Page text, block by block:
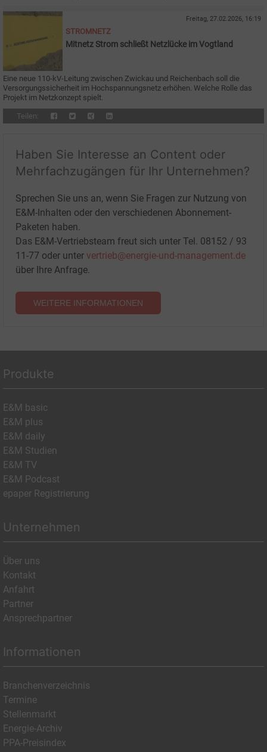
Freitag, 27.02.2026, 16:19
STROMNETZ
Mitnetz Strom schließt Netzlücke im Vogtland
Eine neue 110-kV-Leitung zwischen Zwickau und Reichenbach soll die
Versorgungssicherheit im Hochspannungsnetz erhöhen. Welche Rolle das
Projekt im Netzkonzept spielt.
Teilen:
Haben Sie Interesse an Content oder
Mehrfachzugängen für Ihr Unternehmen?
Sprechen Sie uns an, wenn Sie Fragen zur Nutzung von
E&M-Inhalten oder den verschiedenen Abonnement-
Paketen haben.
Das E&M-Vertriebsteam freut sich unter Tel. 08152 / 93
11-77 oder unter vertrieb@energie-und-management.de
über Ihre Anfrage.
WEITERE INFORMATIONEN
Produkte
E&M basic
E&M plus
E&M daily
E&M Studien
E&M TV
E&M Podcast
epaper Registrierung
Unternehmen
Über uns
Kontakt
Anfahrt
Partner
Ansprechpartner
Informationen
Branchenverzeichnis
Termine
Stellenmarkt
Energie-Archiv
PPA-Preisindex